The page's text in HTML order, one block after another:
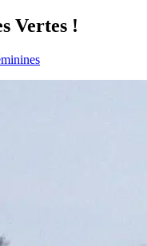
Vertes !